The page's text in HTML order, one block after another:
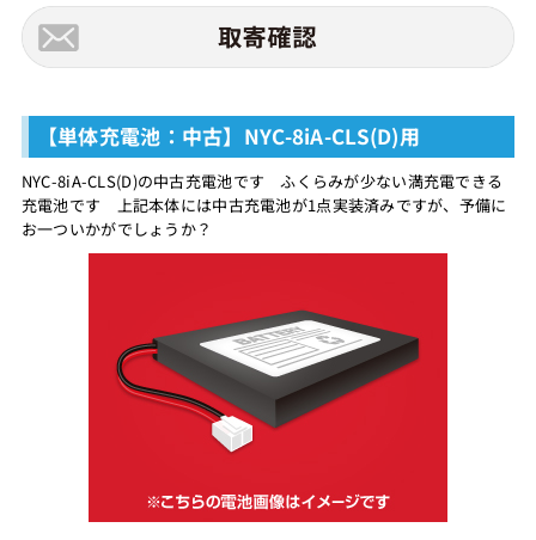
【単体充電池：中古】NYC-8iA-CLS(D)用
NYC-8iA-CLS(D)の中古充電池です ふくらみが少ない満充電できる
充電池です 上記本体には中古充電池が1点実装済みですが、予備に
お一ついかがでしょうか？